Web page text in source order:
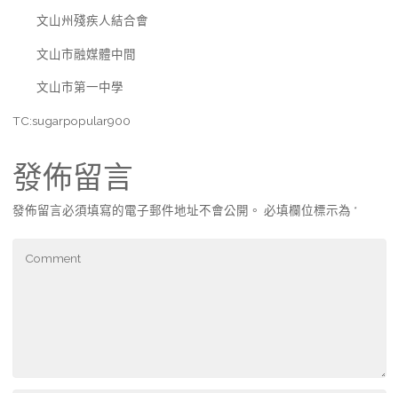
文山州殘疾人結合會
文山市融媒體中間
文山市第一中學
TC:sugarpopular900
發佈留言
發佈留言必須填寫的電子郵件地址不會公開。 必填欄位標示為 *